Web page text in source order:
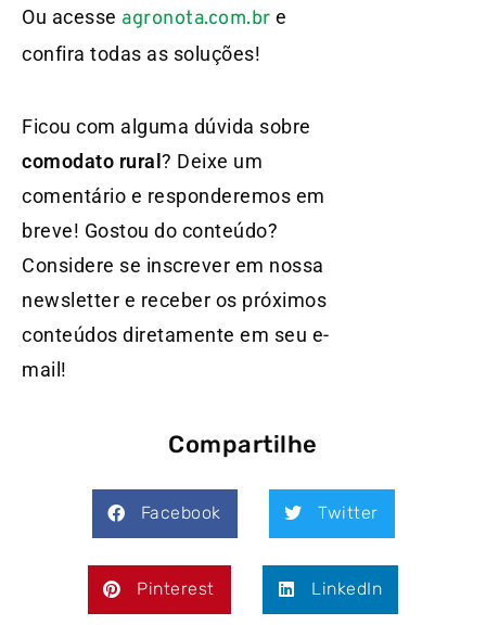
Ou acesse agronota.com.br e
confira todas as soluções!
Ficou com alguma dúvida sobre
comodato rural ? Deixe um
comentário e responderemos em
breve! Gostou do conteúdo?
Considere se inscrever em nossa
newsletter e receber os próximos
conteúdos diretamente em seu e-
mail!
Compartilhe
Facebook Twitter
Pinterest LinkedIn